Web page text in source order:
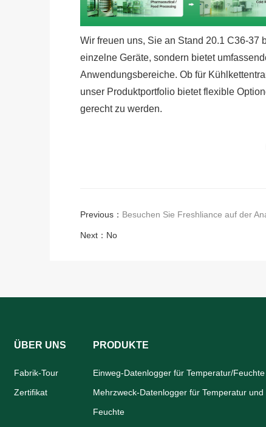
Wir freuen uns, Sie an Stand 20.1 C36-37
einzelne Geräte, sondern bietet
Anwendungsbereiche. Ob für
unser Produktportfolio bietet flexible
gerecht zu werden.
Previous： Besuchen Sie Freshliance auf der
Next：No
ÜBER UNS
Fabrik-Tour
Zertifikat
PRODUKTE
Einweg-Datenlogger für Temperatur/Feuchte
Mehrzweck-Datenlogger für Temperatur und
Feuchte